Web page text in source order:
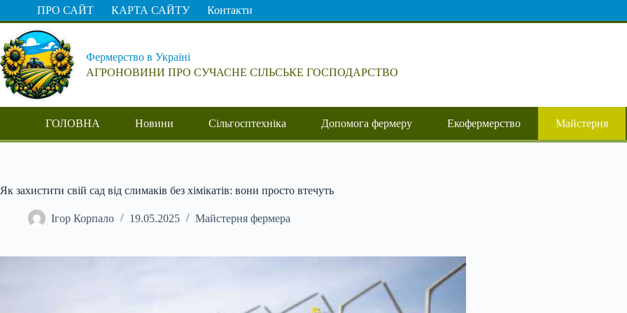
Перейти
вмісту
ПРО САЙТ КАРТА САЙТУ Контакти
Фермерство в Україні
АГРОНОВИНИ ПРО СУЧАСНЕ СІЛЬСЬКЕ ГОСПОДАРСТВО
ГОЛОВНА Новини Сільгосптехніка Допомога фермеру Екофермерство Майстерня
Як захистити свій сад від слимаків без хімікатів: вони просто втечуть
Ігор Корпало 19.05.2025 Майстерня фермера